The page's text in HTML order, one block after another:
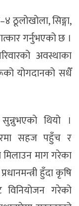
ठूलोखोला, सिङ्गा,
गर्नुभएको छ ।
अवस्थाका
योगदानको सधैँ
थियो ।
सहज पहुँच र
माग गरेका
हुँदा कृषि
गरेको